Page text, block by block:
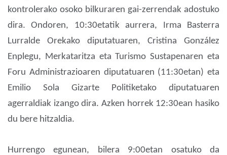
kontrolerako osoko bilkuraren gai-zerrendak adostuko
dira. Ondoren, 10:30etatik aurrera, Irma Basterra
Lurralde Orekako diputatuaren, Cristina González
Enplegu, Merkataritza eta Turismo Sustapenaren eta
Foru Administrazioaren diputatuaren (11:30etan) eta
Emilio Sola Gizarte Politiketako diputatuaren
agerraldiak izango dira. Azken horrek 12:30ean hasiko
du bere hitzaldia.
Hurrengo egunean, bilera 9:00etan osatuko da